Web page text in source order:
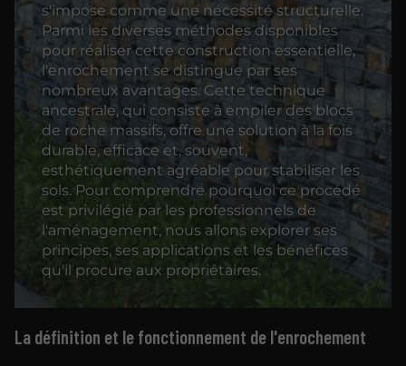
s'impose comme une nécessité structurelle.
Parmi les diverses méthodes disponibles
pour réaliser cette construction essentielle,
l'enrochement se distingue par ses
nombreux avantages. Cette technique
ancestrale, qui consiste à empiler des blocs
de roche massifs, offre une solution à la fois
durable, efficace et, souvent,
esthétiquement agréable pour stabiliser les
sols. Pour comprendre pourquoi ce procédé
est privilégié par les professionnels de
l'aménagement, nous allons explorer ses
principes, ses applications et les bénéfices
qu'il procure aux propriétaires.
La définition et le fonctionnement de l'enrochement